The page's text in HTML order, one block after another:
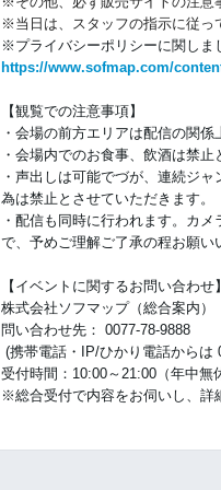
※当日は、スタッフの指示に従っ
※プライバシーポリシーに関しま
https://www.sofmap.com/
【観覧での注意事項】
・会場の前方エリアは配信の関係
・会場内でのお食事、飲酒は禁止
・声出しは可能でづが、連続ジ
為は禁止とさせていただきます。
・配信も同時に行われます。カ
で、予めご理解ご了承の程お願い
【イベントに関するお問い合わせ】
株式会社ソフマップ（総合案内）
問い合わせ先： 0077-78-9888
(携帯電話・IP/ひかり電話からは
受付時間：10:00～21:00（年中無
※総合受付で内容をお伺いし、詳